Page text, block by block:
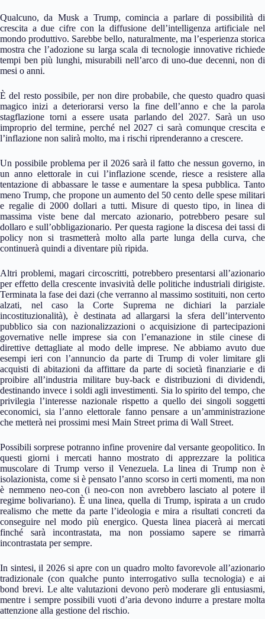
Qualcuno, da Musk a Trump, comincia a parlare di possibilità di
crescita a due cifre con la diffusione dell’intelligenza artificiale nel
mondo produttivo. Sarebbe bello, naturalmente, ma l’esperienza storica
mostra che l’adozione su larga scala di tecnologie innovative richiede
tempi ben più lunghi, misurabili nell’arco di uno-due decenni, non di
mesi o anni.
È del resto possibile, per non dire probabile, che questo quadro quasi
magico inizi a deteriorarsi verso la fine dell’anno e che la parola
stagflazione torni a essere usata parlando del 2027. Sarà un uso
improprio del termine, perché nel 2027 ci sarà comunque crescita e
l’inflazione non salirà molto, ma i rischi riprenderanno a crescere.
Un possibile problema per il 2026 sarà il fatto che nessun governo, in
un anno elettorale in cui l’inflazione scende, riesce a resistere alla
tentazione di abbassare le tasse e aumentare la spesa pubblica. Tanto
meno Trump, che propone un aumento del 50 cento delle spese militari
e regalie di 2000 dollari a tutti. Misure di questo tipo, in linea di
massima viste bene dal mercato azionario, potrebbero pesare sul
dollaro e sull’obbligazionario. Per questa ragione la discesa dei tassi di
policy non si trasmetterà molto alla parte lunga della curva, che
continuerà quindi a diventare più ripida.
Altri problemi, magari circoscritti, potrebbero presentarsi all’azionario
per effetto della crescente invasività delle politiche industriali dirigiste.
Terminata la fase dei dazi (che verranno al massimo sostituiti, non certo
alzati, nel caso la Corte Suprema ne dichiari la parziale
incostituzionalità), è destinata ad allargarsi la sfera dell’intervento
pubblico sia con nazionalizzazioni o acquisizione di partecipazioni
governative nelle imprese sia con l’emanazione in stile cinese di
direttive dettagliate al modo delle imprese. Ne abbiamo avuto due
esempi ieri con l’annuncio da parte di Trump di voler limitare gli
acquisti di abitazioni da affittare da parte di società finanziarie e di
proibire all’industria militare buy-back e distribuzioni di dividendi,
destinando invece i soldi agli investimenti. Sia lo spirito del tempo, che
privilegia l’interesse nazionale rispetto a quello dei singoli soggetti
economici, sia l’anno elettorale fanno pensare a un’amministrazione
che metterà nei prossimi mesi Main Street prima di Wall Street.
Possibili sorprese potranno infine provenire dal versante geopolitico. In
questi giorni i mercati hanno mostrato di apprezzare la politica
muscolare di Trump verso il Venezuela. La linea di Trump non è
isolazionista, come si è pensato l’anno scorso in certi momenti, ma non
è nemmeno neo-con (i neo-con non avrebbero lasciato al potere il
regime bolivariano). È una linea, quella di Trump, ispirata a un crudo
realismo che mette da parte l’ideologia e mira a risultati concreti da
conseguire nel modo più energico. Questa linea piacerà ai mercati
finché sarà incontrastata, ma non possiamo sapere se rimarrà
incontrastata per sempre.
In sintesi, il 2026 si apre con un quadro molto favorevole all’azionario
tradizionale (con qualche punto interrogativo sulla tecnologia) e ai
bond brevi. Le alte valutazioni devono però moderare gli entusiasmi,
mentre i sempre possibili vuoti d’aria devono indurre a prestare molta
attenzione alla gestione del rischio.